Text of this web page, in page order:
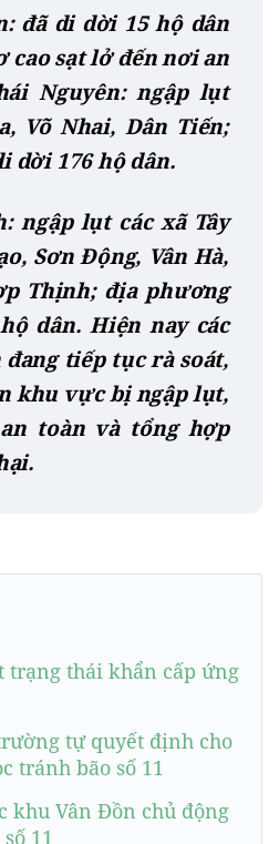
đã di dời 15 hộ dân
cao sạt lở đến nơi an
Nguyên: ngập lụt
Võ Nhai, Dân Tiến;
dời 176 hộ dân.
ngập lụt các xã Tây
Sơn Động, Vân Hà,
Thịnh; địa phương
dân. Hiện nay các
tiếp tục rà soát,
khu vực bị ngập lụt,
toàn và tổng hợp
trạng thái khẩn cấp ứng
tự quyết định cho
tránh bão số 11
khu Vân Đồn chủ động
11